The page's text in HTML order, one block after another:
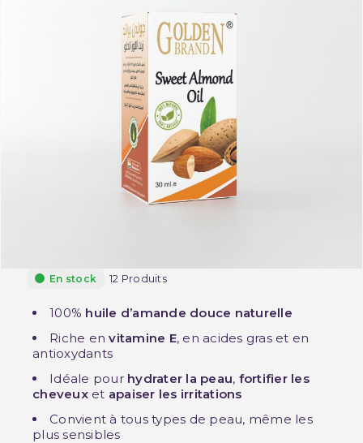
En stock 12 Produits
100% huile d’amande douce naturelle
Riche envitamine E, en acides gras et en
antioxydants
Idéale pour hydrater la peau, fortifier les
cheveuxet apaiser les irritations
Convient à tous types de peau, même les
plus sensibles